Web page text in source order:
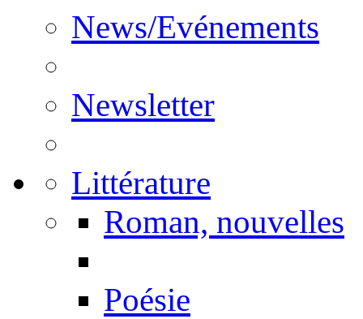
News/Evénements
Newsletter
Littérature
Roman, nouvelles
Poésie